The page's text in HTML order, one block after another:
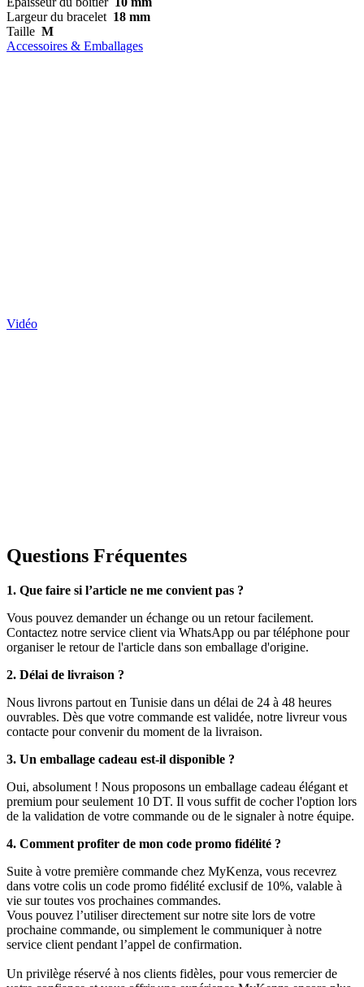
Largeur du bracelet 18 mm
Taille M
Accessoires & Emballages
Vidéo
Questions Fréquentes
1. Que faire si l’article ne me convient pas ?
Vous pouvez demander un échange ou un retour facilement.
Contactez notre service client via WhatsApp ou par téléphone pour
organiser le retour de l'article dans son emballage d'origine.
2. Délai de livraison ?
Nous livrons partout en Tunisie dans un délai de 24 à 48 heures
ouvrables. Dès que votre commande est validée, notre livreur vous
contacte pour convenir du moment de la livraison.
3. Un emballage cadeau est-il disponible ?
Oui, absolument ! Nous proposons un emballage cadeau élégant et
premium pour seulement 10 DT. Il vous suffit de cocher l'option lors
de la validation de votre commande ou de le signaler à notre équipe.
4. Comment profiter de mon code promo fidélité ?
Suite à votre première commande chez MyKenza, vous recevrez
dans votre colis un code promo fidélité exclusif de 10%, valable à
vie sur toutes vos prochaines commandes.
Vous pouvez l’utiliser directement sur notre site lors de votre
prochaine commande, ou simplement le communiquer à notre
service client pendant l’appel de confirmation.
Un privilège réservé à nos clients fidèles, pour vous remercier de